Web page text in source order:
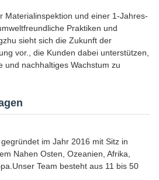
Materialinspektion und einer 1-Jahres-
Praktiken und
sieht sich die Zukunft der
vor., die Kunden dabei unterstützen,
und nachhaltiges Wachstum zu
im Jahr 2016 mit Sitz in
Nahen Osten, Ozeanien, Afrika,
Team besteht aus 11 bis 50